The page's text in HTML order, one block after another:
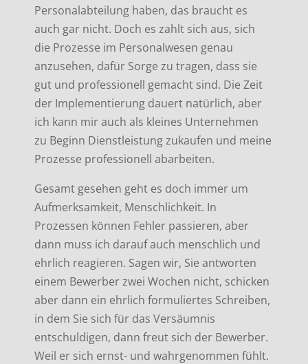
Personalabteilung haben, das braucht es
auch gar nicht. Doch es zahlt sich aus, sich
die Prozesse im Personalwesen genau
anzusehen, dafür Sorge zu tragen, dass sie
gut und professionell gemacht sind. Die Zeit
der Implementierung dauert natürlich, aber
ich kann mir auch als kleines Unternehmen
zu Beginn Dienstleistung zukaufen und meine
Prozesse professionell abarbeiten.
Gesamt gesehen geht es doch immer um
Aufmerksamkeit, Menschlichkeit. In
Prozessen können Fehler passieren, aber
dann muss ich darauf auch menschlich und
ehrlich reagieren. Sagen wir, Sie antworten
einem Bewerber zwei Wochen nicht, schicken
aber dann ein ehrlich formuliertes Schreiben,
in dem Sie sich für das Versäumnis
entschuldigen, dann freut sich der Bewerber.
Weil er sich ernst- und wahrgenommen fühlt.